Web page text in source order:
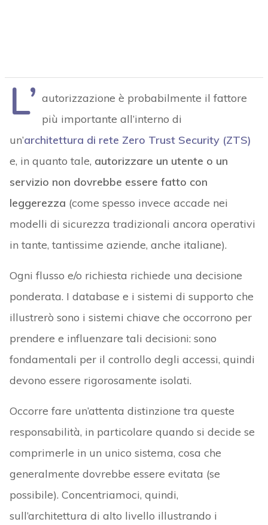
L’ autorizzazione è probabilmente il fattore
più importante all’interno di
un’architettura di rete Zero Trust Security (ZTS)
e, in quanto tale, autorizzare un utente o un
servizio non dovrebbe essere fatto con
leggerezza (come spesso invece accade nei
modelli di sicurezza tradizionali ancora operativi
in tante, tantissime aziende, anche italiane).
Ogni flusso e/o richiesta richiede una decisione
ponderata. I database e i sistemi di supporto che
illustrerò sono i sistemi chiave che occorrono per
prendere e influenzare tali decisioni: sono
fondamentali per il controllo degli accessi, quindi
devono essere rigorosamente isolati.
Occorre fare un’attenta distinzione tra queste
responsabilità, in particolare quando si decide se
comprimerle in un unico sistema, cosa che
generalmente dovrebbe essere evitata (se
possibile). Concentriamoci, quindi,
sull’architettura di alto livello illustrando i